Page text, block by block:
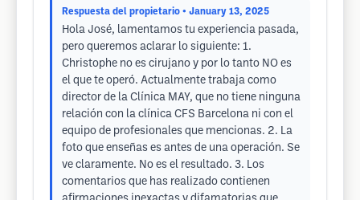
Respuesta del propietario • January 13, 2025
Hola José, lamentamos tu experiencia pasada,
pero queremos aclarar lo siguiente: 1.
Christophe no es cirujano y por lo tanto NO es
el que te operó. Actualmente trabaja como
director de la Clínica MAY, que no tiene ninguna
relación con la clínica CFS Barcelona ni con el
equipo de profesionales que mencionas. 2. La
foto que enseñas es antes de una operación. Se
ve claramente. No es el resultado. 3. Los
comentarios que has realizado contienen